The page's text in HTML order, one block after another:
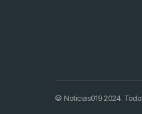
© Noticias019 2024.